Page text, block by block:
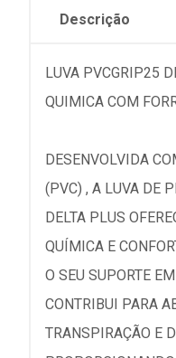
Descrição
LUVA PVCGRIP25
QUIMICA COM
DESENVOLVIDA
(PVC) , A LUVA DE
DELTA PLUS
QUÍMICA E
O SEU SUPORTE
CONTRIBUI PARA
TRANSPIRAÇÃO E